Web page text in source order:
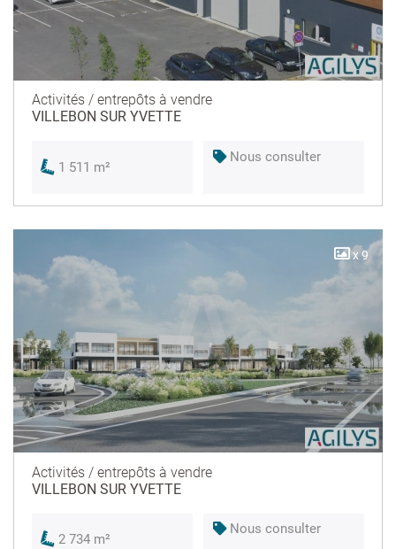
Activités / entrepôts à vendre
VILLEBON SUR YVETTE
1 511 m²
Nous consulter
x 9
Activités / entrepôts à vendre
VILLEBON SUR YVETTE
2 734 m²
Nous consulter